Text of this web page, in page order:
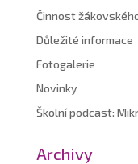
Činnost
Důležité informace
Fotogalerie
Novinky
Školní podcast:
Archivy